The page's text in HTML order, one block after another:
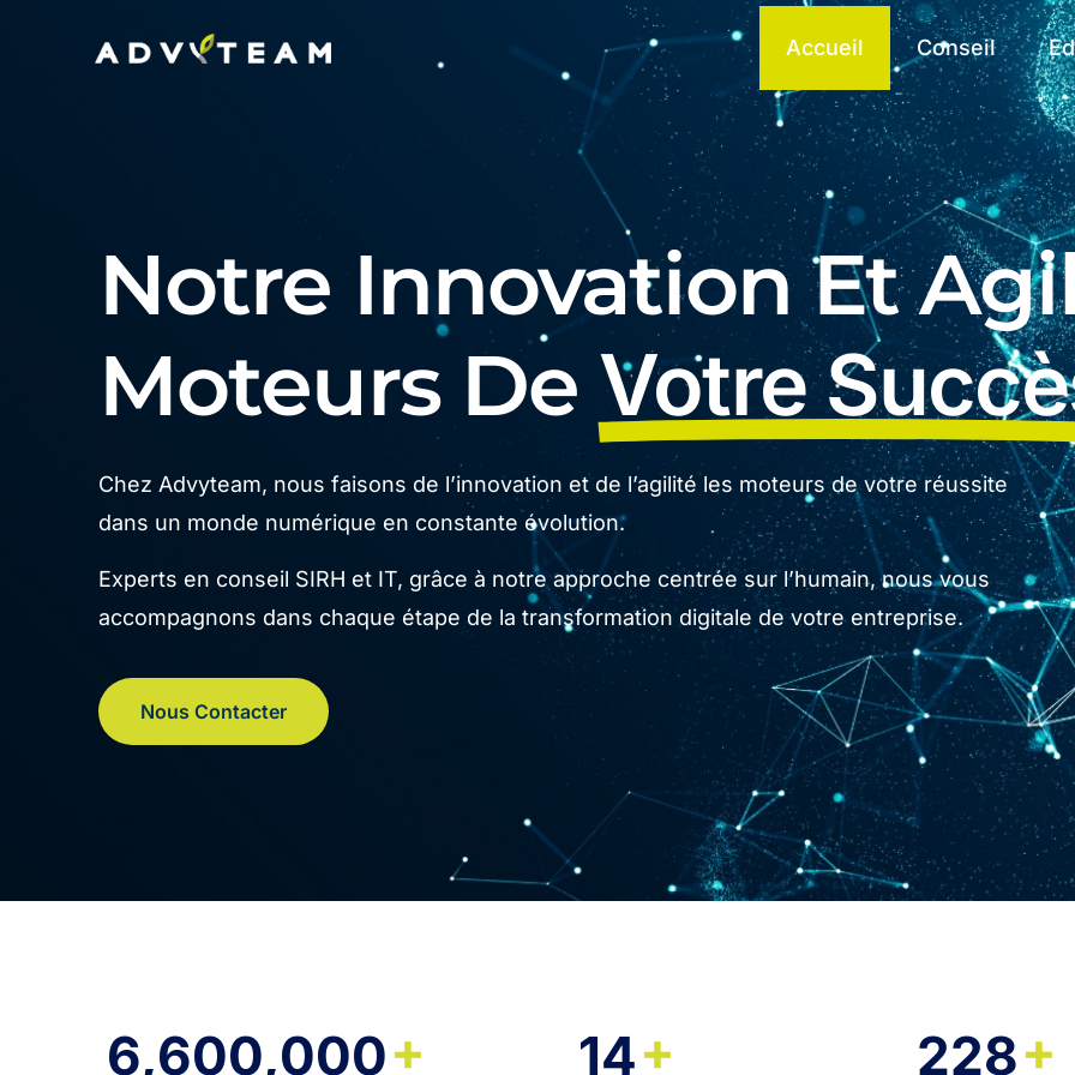
Accueil Conseil
Notre Innovation Et
Moteurs De Votre
Chez Advyteam, nous faisons de l’innovation et de l’agilité les moteurs de votre réussite
dans un monde numérique en constante évolution.
Experts en conseil SIRH et IT, grâce à notre approche centrée sur l’humain, nous vous
accompagnons dans chaque étape de la transformation digitale de votre entreprise.
Nous Contacter
6,600,000+ 14+ 228+